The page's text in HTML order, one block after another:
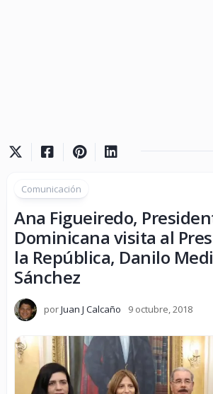
Comunicación
Ana Figueiredo,
Dominicana visita al
la República, Danilo
Sánchez
porJuan J Calcaño 9 octubre, 2018